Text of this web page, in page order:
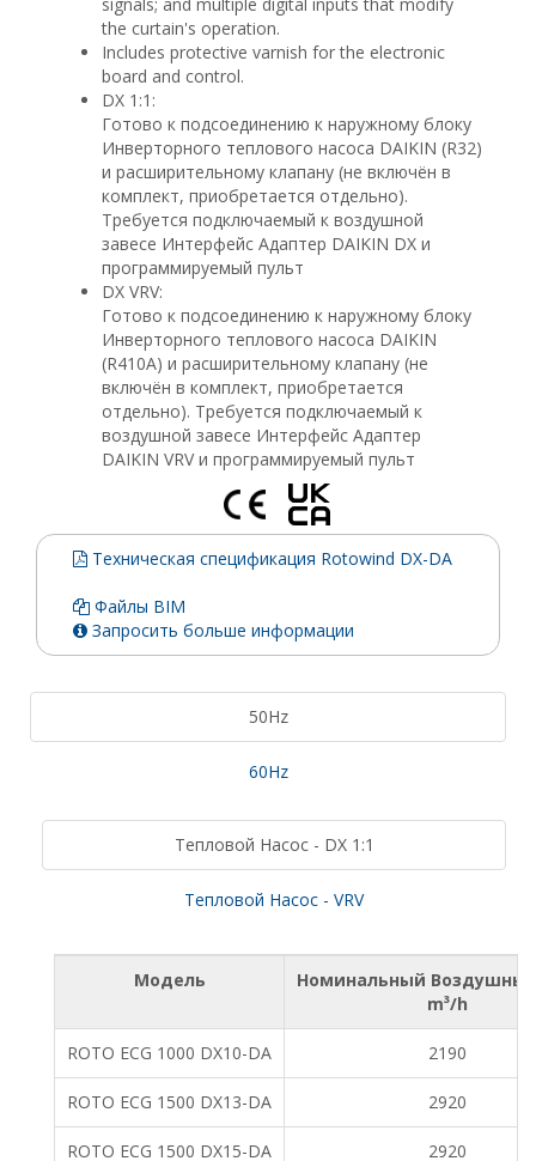
the curtain's operation.
Includes protective varnish for the electronic
board and control.
DX 1:1:
Готово к подсоединению к наружному блоку
Инверторного теплового насоса DAIKIN (R32)
и расширительному клапану (не включён в
комплект, приобретается отдельно).
Требуется подключаемый к воздушной
завесе Интерфейс Адаптер DAIKIN DX и
программируемый пульт
DX VRV:
Готово к подсоединению к наружному блоку
Инверторного теплового насоса DAIKIN
(R410A) и расширительному клапану (не
включён в комплект, приобретается
отдельно). Требуется подключаемый к
воздушной завесе Интерфейс Адаптер
DAIKIN VRV и программируемый пульт
Техническая спецификация Rotowind DX-DA
Файлы BIM
Запросить больше информации
50Hz
60Hz
Тепловой Насос - DX 1:1
Тепловой Насос - VRV
Модель
Номинальный
m³/h
ROTO ECG 1000 DX10-DA 2190
ROTO ECG 1500 DX13-DA 2920
ROTO ECG 1500 DX15-DA 2920